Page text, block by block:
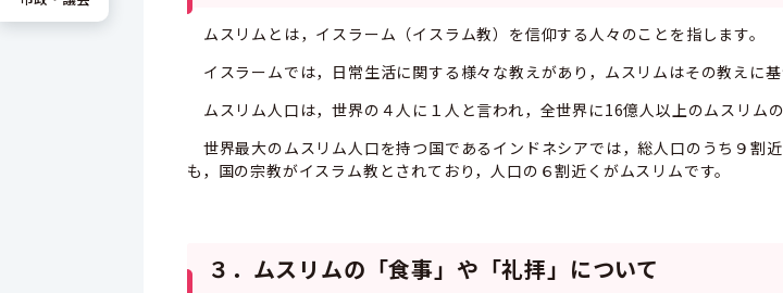
ムスリムとは，イスラーム（イスラム教）を信仰する人々のことを指します。
イスラームでは，日常生活に関する様々な教えがあり，ムスリムはその教えに基
ムスリム人口は，世界の４人に１人と言われ，全世界に16億人以上のムスリム
世界最大のムスリム人口を持つ国であるインドネシアでは，総人口のうち９割
も，国の宗教がイスラム教とされており，人口の６割近くがムスリムです。
３．ムスリムの「食事」や「礼拝」について